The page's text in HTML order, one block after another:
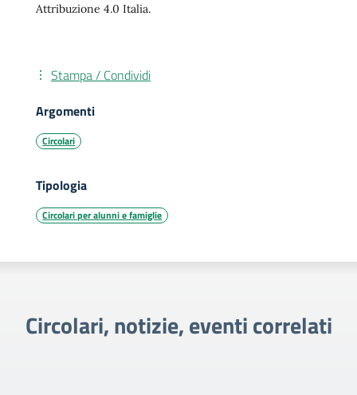
Attribuzione 4.0 Italia.
Stampa / Condividi
Argomenti
Circolari
Tipologia
Circolari per alunni e famiglie
Circolari, notizie, eventi correlati